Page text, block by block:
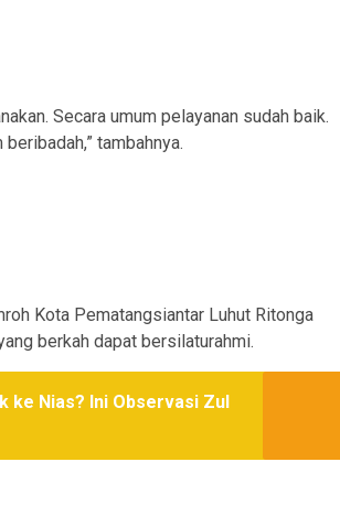
Secara umum pelayanan sudah baik.
tambahnya.
Kota Pematangsiantar Luhut Ritonga
berkah dapat bersilaturahmi.
ke Nias? Ini Observasi Zul